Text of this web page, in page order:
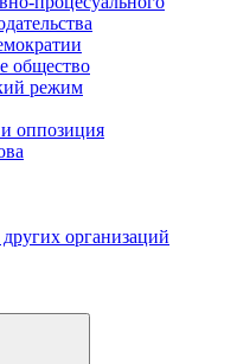
общество
режим
оппозиция
организаций